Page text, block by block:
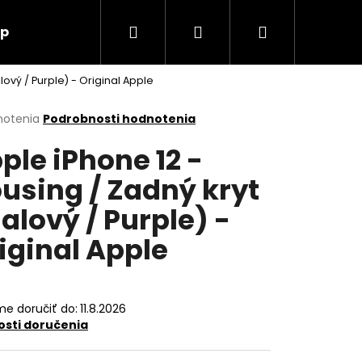
Kontakt
Hľadať PrihlásenieNákupný
/ Purple) - Original Apple
Podrobnosti hodnotenia
iPhone 12 -
/ Zadný kryt
/ Purple) -
Apple
doručiť do: 11.8.2026
doručenia